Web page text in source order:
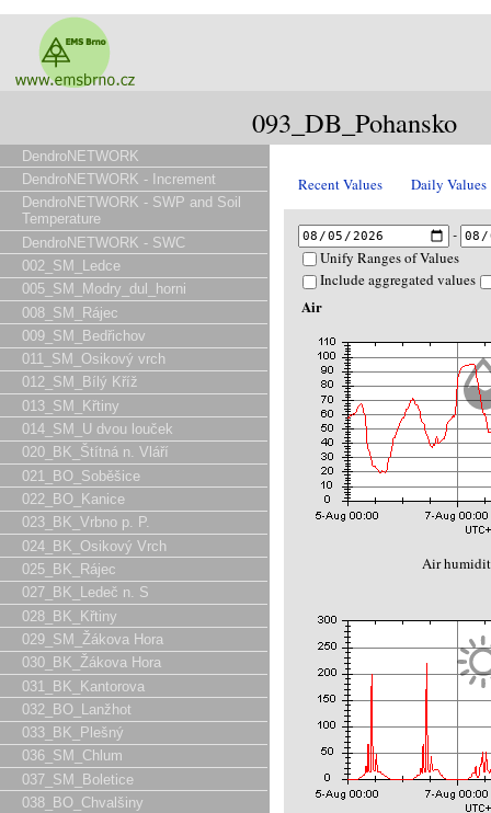
093_DB_Pohansko
DendroNETWORK
DendroNETWORK - Increment
DendroNETWORK - SWP and Soil
Temperature
DendroNETWORK - SWC
002_SM_Ledce
005_SM_Modry_dul_horni
008_SM_Rájec
009_SM_Bedřichov
011_SM_Osikový vrch
012_SM_Bílý Kříž
013_SM_Křtiny
014_SM_U dvou louček
020_BK_Štítná n. Vláří
021_BO_Soběšice
022_BO_Kanice
023_BK_Vrbno p. P.
024_BK_Osikový Vrch
025_BK_Rájec
027_BK_Ledeč n. S
028_BK_Křtiny
029_SM_Žákova Hora
030_BK_Žákova Hora
031_BK_Kantorova
032_BO_Lanžhot
033_BK_Plešný
036_SM_Chlum
037_SM_Boletice
038_BO_Chvalšiny
Recent Values Daily Values
-
Unify Ranges of Values
Include aggregated values
Air
Air